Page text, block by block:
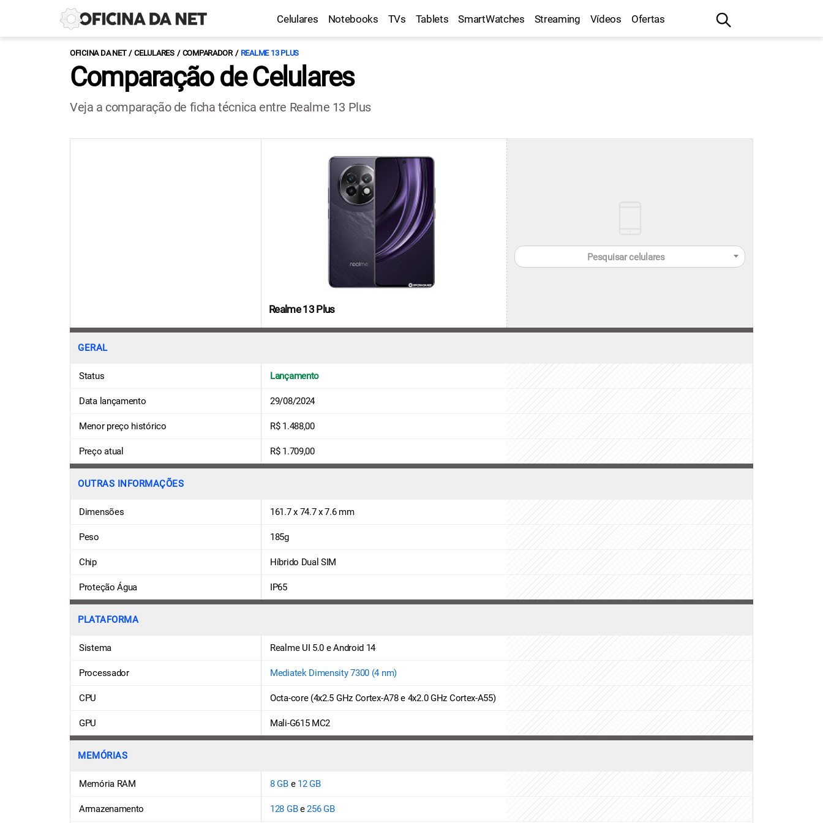
Celulares Notebooks TVs Tablets SmartWatches Streaming Vídeos Ofertas
OFICINA DA NET CELULARES COMPARADOR REALME 13 PLUS
Comparação de Celulares
Veja a comparação de ficha técnica entre Realme 13 Plus
Realme 13 Plus
Pesquisar celulares
GERAL
Status Lançamento
Data lançamento 29/08/2024
Menor preço histórico R$ 1.488,00
Preço atual R$ 1.709,00
OUTRAS INFORMAÇÕES
Dimensões 161.7 x 74.7 x 7.6 mm
Peso 185g
Chip Híbrido Dual SIM
Proteção Água IP65
PLATAFORMA
Sistema Realme UI 5.0 e Android 14
Processador Mediatek Dimensity 7300 (4 nm)
CPU Octa-core (4x2.5 GHz Cortex-A78 e 4x2.0 GHz Cortex-A55)
GPU Mali-G615 MC2
MEMÓRIAS
Memória RAM 8 GBe 12 GB
Armazenamento 128 GBe256 GB